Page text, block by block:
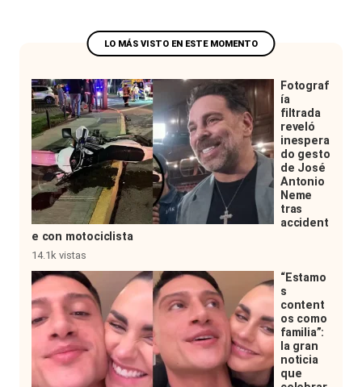
Fotograf
ía
filtrada
reveló
inespera
do gesto
de José
Antonio
Neme
tras
accident
e con motociclista
14.1k vistas
“Estamo
s
content
os como
familia”:
la gran
noticia
que